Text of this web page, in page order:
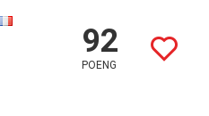
92
POENG